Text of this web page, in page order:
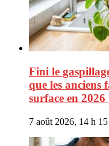
Fini le
que les anciens
surface en
7 août 2026, 14 h